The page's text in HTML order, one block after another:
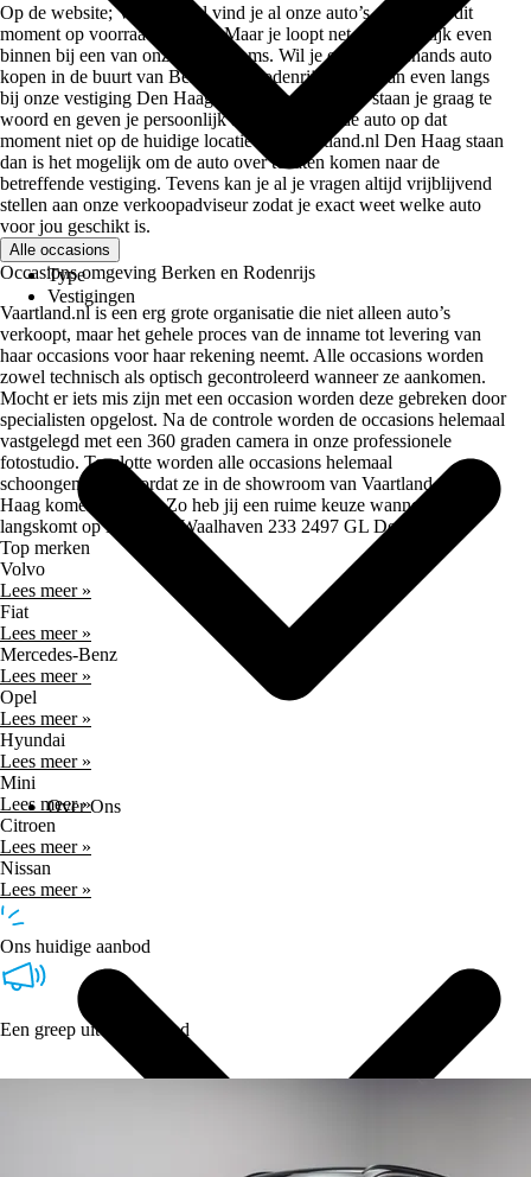
Type
Vestigingen
Over Ons
Op de website; Vaartland.nl vind je al onze auto’s die wij op dit
moment op voorraad hebben. Maar je loopt net zo makkelijk even
binnen bij een van onze showrooms. Wil je een tweedehands auto
kopen in de buurt van Berken en Rodenrijs? Kom dan even langs
bij onze vestiging Den Haag. Onze medewerkers staan je graag te
woord en geven je persoonlijk advies. Mocht de auto op dat
moment niet op de huidige locatie van Vaartland.nl Den Haag staan
dan is het mogelijk om de auto over te laten komen naar de
betreffende vestiging. Tevens kan je al je vragen altijd vrijblijvend
stellen aan onze verkoopadviseur zodat je exact weet welke auto
voor jou geschikt is.
Alle occasions
Occasions omgeving Berken en Rodenrijs
Vaartland.nl is een erg grote organisatie die niet alleen auto’s
verkoopt, maar het gehele proces van de inname tot levering van
haar occasions voor haar rekening neemt. Alle occasions worden
zowel technisch als optisch gecontroleerd wanneer ze aankomen.
Mocht er iets mis zijn met een occasion worden deze gebreken door
specialisten opgelost. Na de controle worden de occasions helemaal
vastgelegd met een 360 graden camera in onze professionele
fotostudio. Tenslotte worden alle occasions helemaal
schoongemaakt voordat ze in de showroom van Vaartland.nl Den
Haag komen te staan. Zo heb jij een ruime keuze wanneer je
langskomt op Laan van Waalhaven 233 2497 GL Den Haag
Top merken
Volvo
Lees meer »
Fiat
Lees meer »
Mercedes-Benz
Lees meer »
Opel
Lees meer »
Hyundai
Lees meer »
Mini
Lees meer »
Citroen
Lees meer »
Nissan
Lees meer »
Ons huidige aanbod
Een greep uit ons aanbod